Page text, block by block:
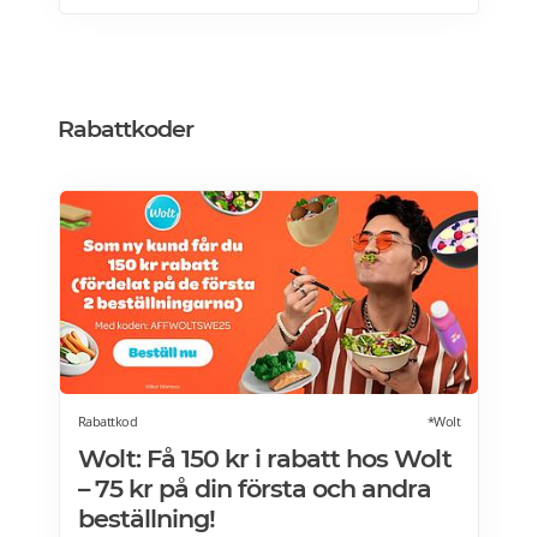
pant. Läs mer om pensionärsrabatter på City
Gross här.
Rabattkoder
Rabattkod *Wolt
Wolt: Få 150 kr i rabatt hos Wolt
– 75 kr på din första och andra
beställning!